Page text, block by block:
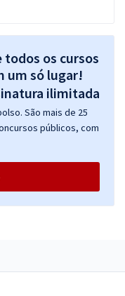
os cursos
um só lugar!
São mais de 25
públicos, com